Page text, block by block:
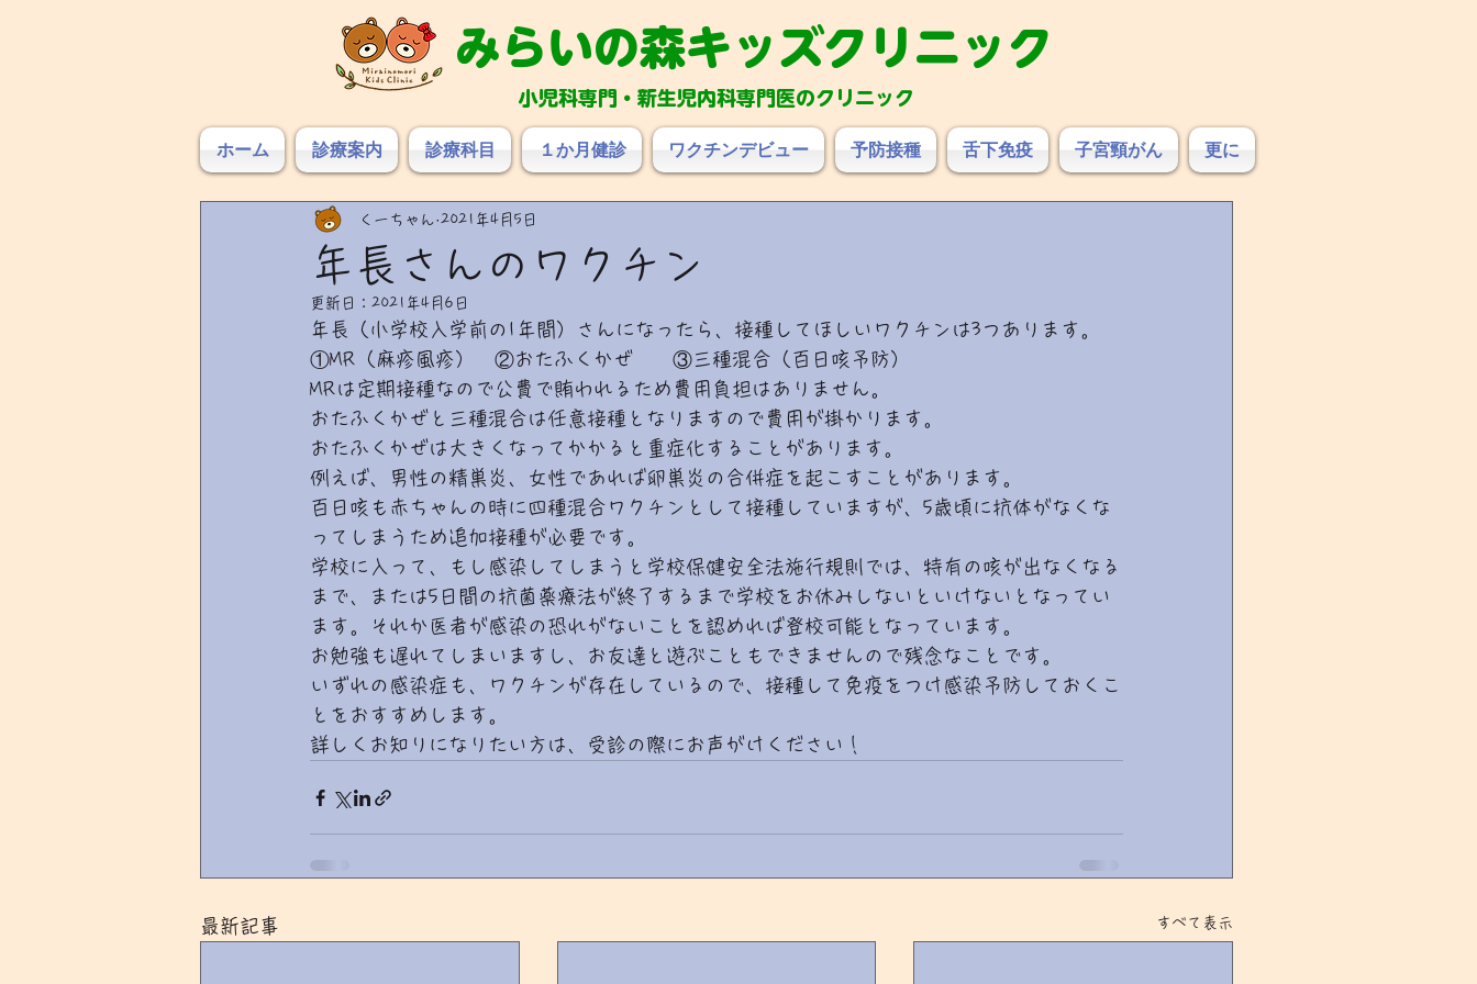
みらいの森キッズクリニック
小児科専門・新生児内科専門医のクリニック
ホーム 診療案内 診療科目 １か月健診 ワクチンデビュー 予防接種 舌下免疫 子宮頸がん 更に
年長さんのワクチン
くーちゃん 2021年4月5日
更新日： 2021年4月6日
年長（小学校入学前の1年間）さんになったら、接種してほしいワクチンは3つあります。
①MR（麻疹風疹）　②おたふくかぜ　　③三種混合（百日咳予防）
MRは定期接種なので公費で賄われるため費用負担はありません。
おたふくかぜと三種混合は任意接種となりますので費用が掛かります。
おたふくかぜは大きくなってかかると重症化することがあります。
例えば、男性の精巣炎、女性であれば卵巣炎の合併症を起こすことがあります。
百日咳も赤ちゃんの時に四種混合ワクチンとして接種していますが、5歳頃に抗体がなくな
ってしまうため追加接種が必要です。
学校に入って、もし感染してしまうと学校保健安全法施行規則では、特有の咳が出なくなる
まで、または5日間の抗菌薬療法が終了するまで学校をお休みしないといけないとなってい
ます。それか医者が感染の恐れがないことを認めれば登校可能となっています。
お勉強も遅れてしまいますし、お友達と遊ぶこともできませんので残念なことです。
いずれの感染症も、ワクチンが存在しているので、接種して免疫をつけ感染予防しておくこ
とをおすすめします。
詳しくお知りになりたい方は、受診の際にお声がけください！
最新記事 すべて表示